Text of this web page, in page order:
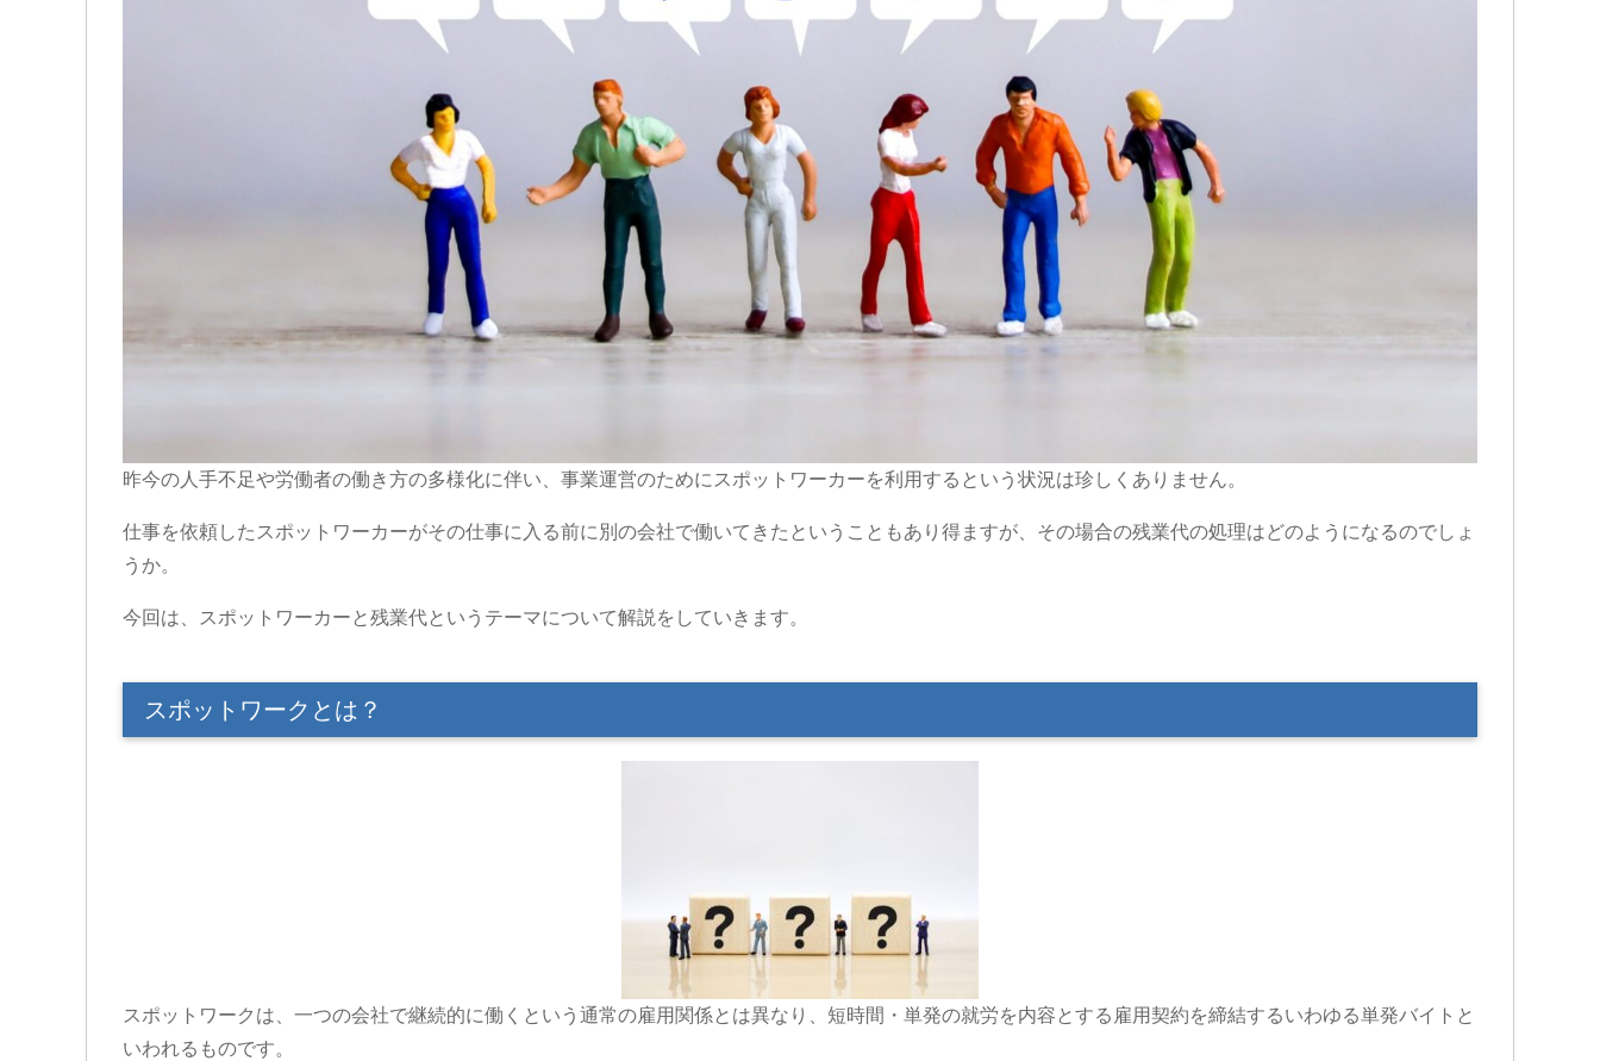
昨今の人手不足や労働者の働き方の多様化に伴い、事業運営のためにスポットワーカーを利用するという状況は珍しくありません。
仕事を依頼したスポットワーカーがその仕事に入る前に別の会社で働いてきたということもあり得ますが、その場合の残業代の処理はどのようになるのでしょ
うか。
今回は、スポットワーカーと残業代というテーマについて解説をしていきます。
スポットワークとは？
スポットワークは、一つの会社で継続的に働くという通常の雇用関係とは異なり、短時間・単発の就労を内容とする雇用契約を締結するいわゆる単発バイトと
いわれるものです。